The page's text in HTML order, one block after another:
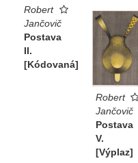
Robert
Jančovič
Postava
II.
[Kódovaná]
Robert
Jančovič
Postava
V.
[Výplaz]